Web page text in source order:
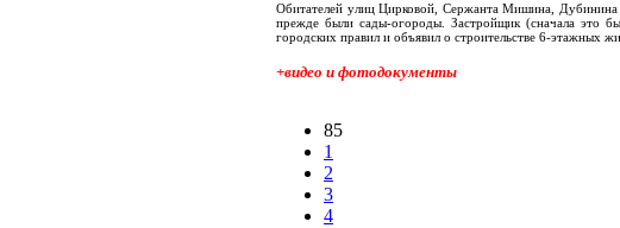
Обитателей улиц Цирковой, Сержанта Мишина, Дубинина
прежде были сады-огороды. Застройщик (сначала это
городских правил и объявил о строительстве 6-этажных
+видео и фотодокументы
85
1
2
3
4